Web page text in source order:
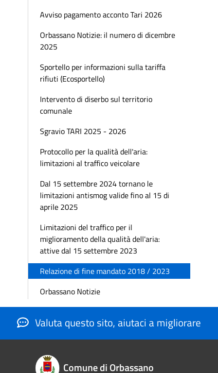
Avviso pagamento acconto Tari 2026
Orbassano Notizie: il numero di dicembre
2025
Sportello per informazioni sulla tariffa
rifiuti (Ecosportello)
Intervento di diserbo sul territorio
comunale
Sgravio TARI 2025 - 2026
Protocollo per la qualità dell'aria:
limitazioni al traffico veicolare
Dal 15 settembre 2024 tornano le
limitazioni antismog valide fino al 15 di
aprile 2025
Limitazioni del traffico per il
miglioramento della qualità dell'aria:
attive dal 15 settembre 2023
Relazione di fine mandato 2018 / 2023
Orbassano Notizie
Valuta questo sito, aiutaci a migliorare
Comune di Orbassano